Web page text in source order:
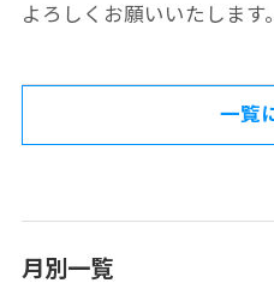
よろしくお願いいたします。
一覧
月別一覧